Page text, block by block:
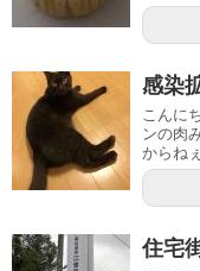
感染
こんに
ンの肉
からね
住宅